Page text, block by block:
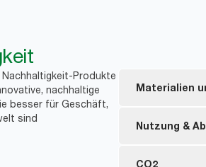
Produkte
nachhaltige
besser für Geschäft,
sind
Materialien
FSC®
Nutzung &
CO2